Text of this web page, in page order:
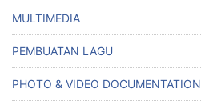
MULTIMEDIA
PEMBUATAN LAGU
PHOTO & VIDEO DOCUMENTATION